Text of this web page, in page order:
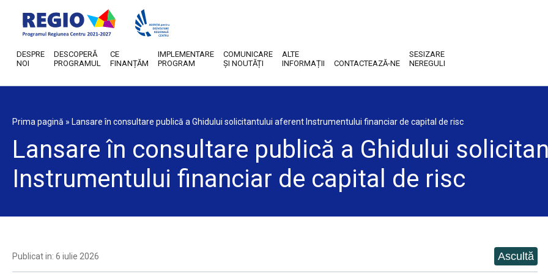
DESPRE
NOI
DESCOPERĂ
PROGRAMUL
CE
FINANȚĂM
IMPLEMENTARE
PROGRAM
COMUNICARE
ȘI NOUTĂȚI
ALTE
INFORMAȚII
CONTACTEAZĂ-NE
SESIZARE
NEREGULI
Prima pagină » Lansare în consultare publică a Ghidului solicitantului aferent Instrumentului financiar de capital de risc
Lansare în consultare publică a Ghidului
Instrumentului financiar de capital de risc
Publicat in: 6 iulie 2026